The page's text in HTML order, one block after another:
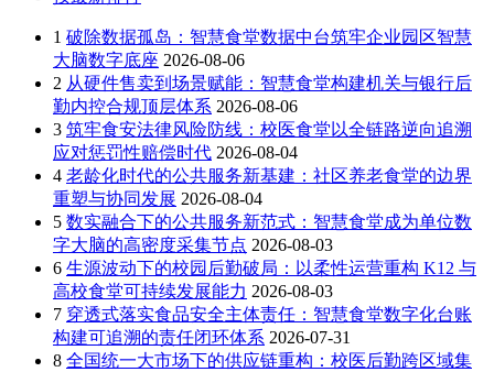
1 破除数据孤岛：智慧食堂数据中台筑牢企业园区智慧
大脑数字底座 2026-08-06
2 从硬件售卖到场景赋能：智慧食堂构建机关与银行后
勤内控合规顶层体系 2026-08-06
3 筑牢食安法律风险防线：校医食堂以全链路逆向追溯
应对惩罚性赔偿时代 2026-08-04
4 老龄化时代的公共服务新基建：社区养老食堂的边界
重塑与协同发展 2026-08-04
5 数实融合下的公共服务新范式：智慧食堂成为单位数
字大脑的高密度采集节点 2026-08-03
6 生源波动下的校园后勤破局：以柔性运营重构 K12 与
高校食堂可持续发展能力 2026-08-03
7 穿透式落实食品安全主体责任：智慧食堂数字化台账
构建可追溯的责任闭环体系 2026-07-31
8 全国统一大市场下的供应链重构：校医后勤跨区域集